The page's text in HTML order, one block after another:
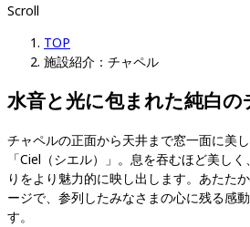
Scroll
TOP
施設紹介：チャペル
水音と光に包まれた純白
チャペルの正面から天井まで窓一面に美
「Ciel（シエル）」。息を吞むほど美し
りをより魅力的に映し出します。あたた
ージで、参列したみなさまの心に残る感
す。